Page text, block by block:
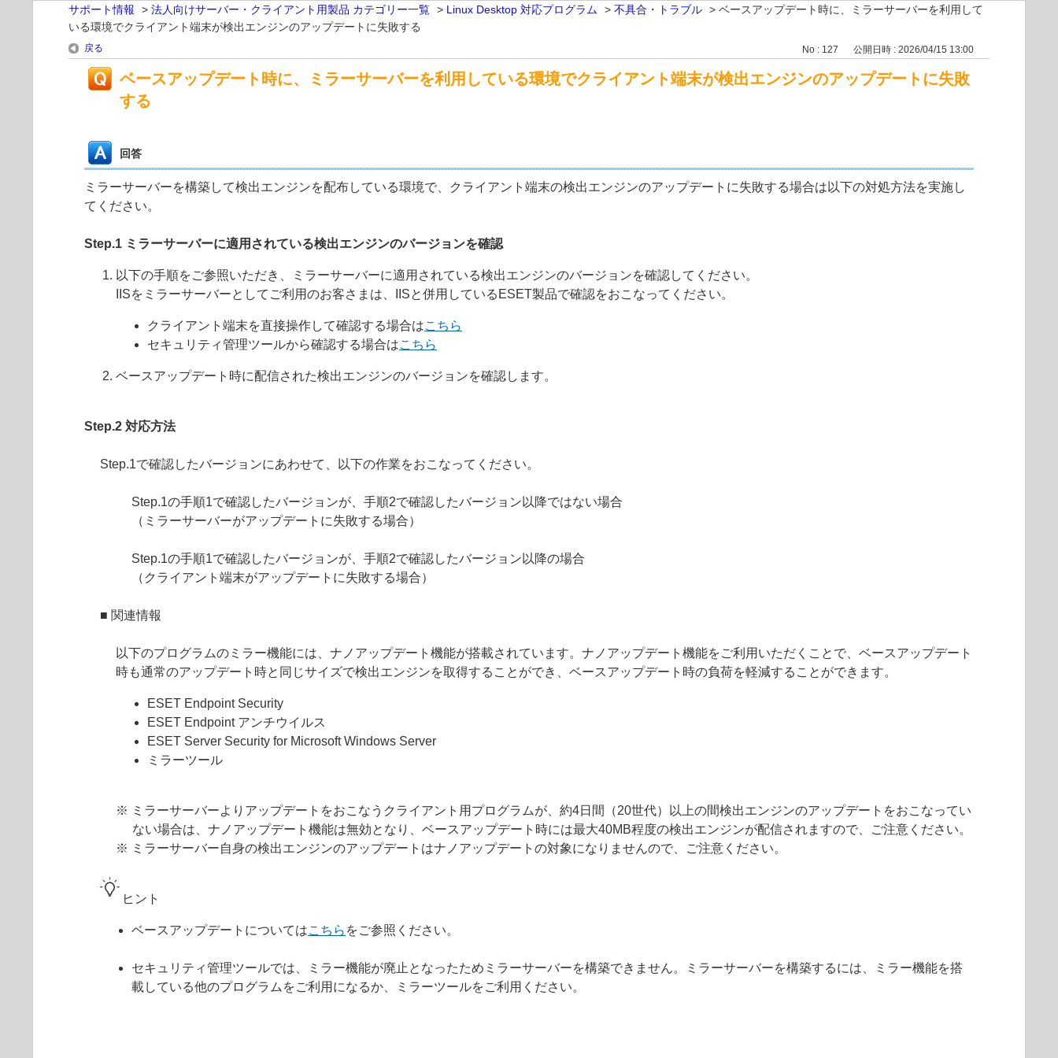
サポート情報 > 法人向けサーバー・クライアント用製品 カテゴリー一覧 > Linux Desktop 対応プログラム > 不具合・トラブル > ベースアップデート時に、ミラーサーバーを利用して
いる環境でクライアント端末が検出エンジンのアップデートに失敗する
戻る No : 127 公開日時 : 2026/04/15 13:00
ベースアップデート時に、ミラーサーバーを利用している環境でクライアント端末が検出エンジンのアップデートに失敗
する
回答
ミラーサーバーを構築して検出エンジンを配布している環境で、クライアント端末の検出エンジンのアップデートに失敗する場合は以下の対処方法を実施し
てください。
Step.1 ミラーサーバーに適用されている検出エンジンのバージョンを確認
以下の手順をご参照いただき、ミラーサーバーに適用されている検出エンジンのバージョンを確認してください。
IISをミラーサーバーとしてご利用のお客さまは、IISと併用しているESET製品で確認をおこなってください。
クライアント端末を直接操作して確認する場合はこちら
セキュリティ管理ツールから確認する場合はこちら
ベースアップデート時に配信された検出エンジンのバージョンを確認します。
Step.2 対応方法
Step.1で確認したバージョンにあわせて、以下の作業をおこなってください。
Step.1の手順1で確認したバージョンが、手順2で確認したバージョン以降ではない場合
（ミラーサーバーがアップデートに失敗する場合）
Step.1の手順1で確認したバージョンが、手順2で確認したバージョン以降の場合
（クライアント端末がアップデートに失敗する場合）
■ 関連情報
以下のプログラムのミラー機能には、ナノアップデート機能が搭載されています。ナノアップデート機能をご利用いただくことで、ベースアップデート
時も通常のアップデート時と同じサイズで検出エンジンを取得することができ、ベースアップデート時の負荷を軽減することができます。
ESET Endpoint Security
ESET Endpoint アンチウイルス
ESET Server Security for Microsoft Windows Server
ミラーツール
※ ミラーサーバーよりアップデートをおこなうクライアント用プログラムが、約4日間（20世代）以上の間検出エンジンのアップデートをおこなってい
ない場合は、ナノアップデート機能は無効となり、ベースアップデート時には最大40MB程度の検出エンジンが配信されますので、ご注意ください。
※ ミラーサーバー自身の検出エンジンのアップデートはナノアップデートの対象になりませんので、ご注意ください。
ヒント
ベースアップデートについてはこちら をご参照ください。
セキュリティ管理ツールでは、ミラー機能が廃止となったためミラーサーバーを構築できません。ミラーサーバーを構築するには、ミラー機能を搭
載している他のプログラムをご利用になるか、ミラーツールをご利用ください。